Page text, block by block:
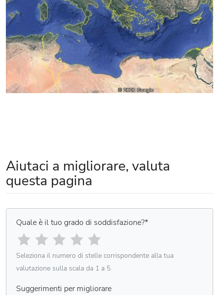
Aiutaci a migliorare, valuta
questa pagina
Quale è il tuo grado di soddisfazione?*
Seleziona il numero di stelle corrispondente alla tua
valutazione sulla scala da 1 a 5
Suggerimenti per migliorare